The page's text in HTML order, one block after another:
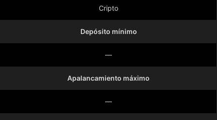
Cripto
Depósito mínimo
—
Apalancamiento máximo
—